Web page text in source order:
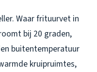
Waar frituurvet in
bij 20 graden,
buitentemperatuur
kruipruimtes,